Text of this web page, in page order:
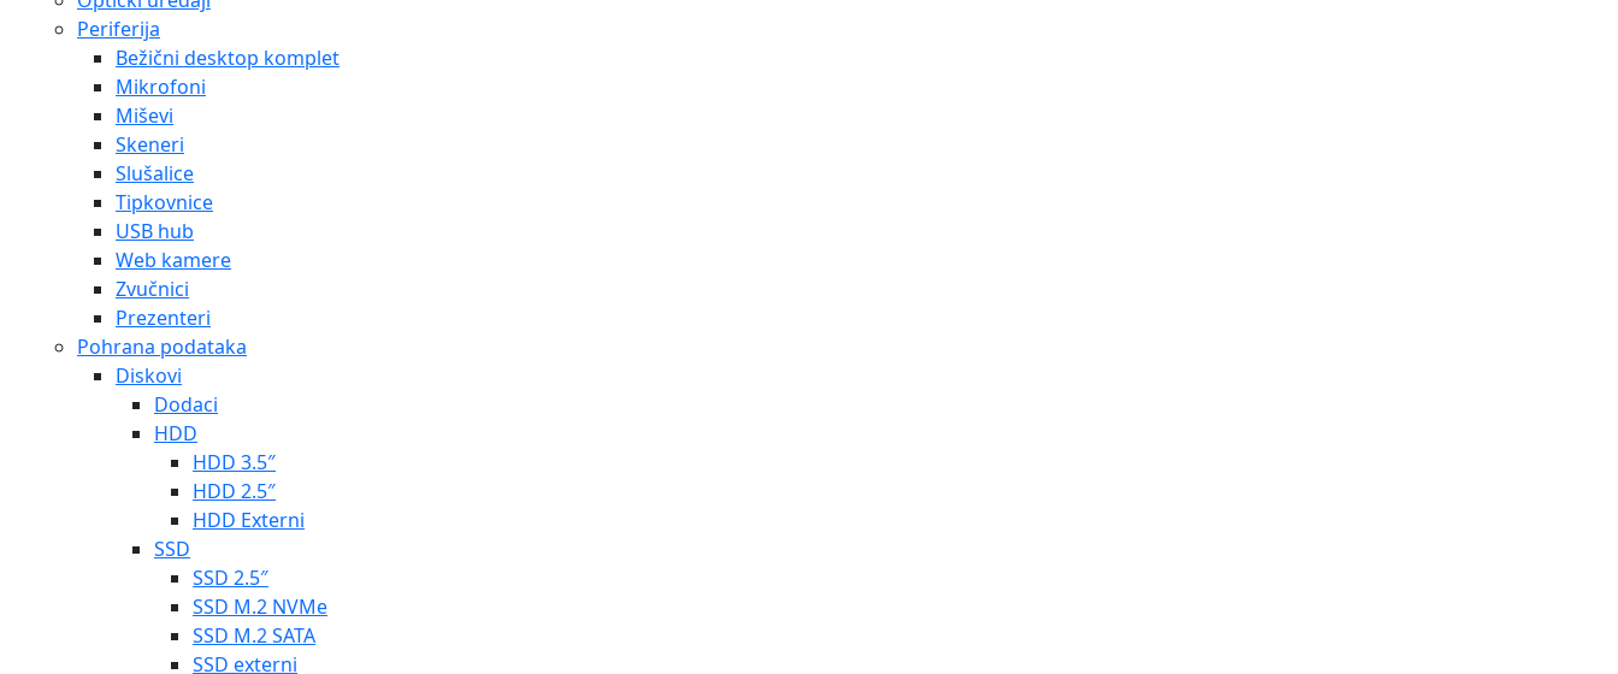
Periferija
Bežični desktop komplet
Mikrofoni
Miševi
Skeneri
Slušalice
Tipkovnice
USB hub
Web kamere
Zvučnici
Prezenteri
Pohrana podataka
Diskovi
Dodaci
HDD
HDD 3.5″
HDD 2.5″
HDD Externi
SSD
SSD 2.5″
SSD M.2 NVMe
SSD M.2 SATA
SSD externi